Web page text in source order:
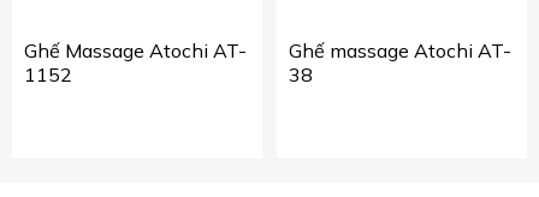
Ghế Massage Atochi AT-
1152
Ghế massage Atochi AT-
38